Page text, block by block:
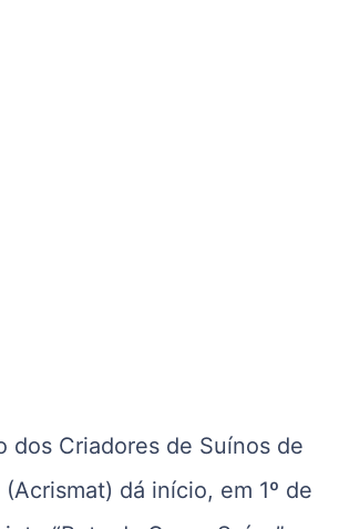
dos Criadores de Suínos de
dá início, em 1º de